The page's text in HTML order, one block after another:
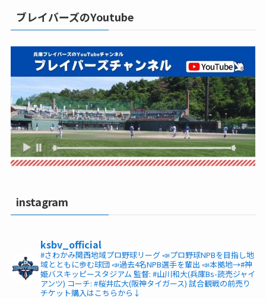
ブレイバーズのYoutube
instagram
ksbv_official
#さわかみ関西地域プロ野球リーグ📣プロ野球NPBを目指し地
域とともに歩む球団📣過去4名NPB選手を輩出 📣本拠地→#神
姫バスキッピースタジアム 監督: #山川和大(兵庫Bs-読売ジャイ
アンツ) コーチ: #桜井広大(阪神タイガース) 試合観戦の前売り
チケット購入はこちらから↓